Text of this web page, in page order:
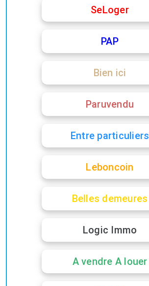
SeLoger
PAP
Bien ici
Paruvendu
Entre particuliers
Leboncoin
Belles demeures
Logic Immo
A vendre A louer